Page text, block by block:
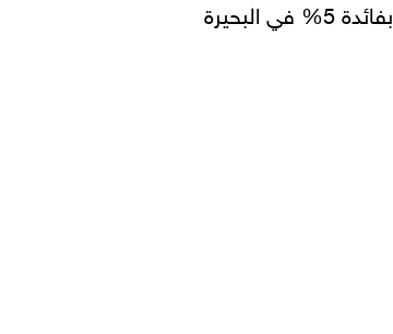
بفائدة 5% في البحيرة